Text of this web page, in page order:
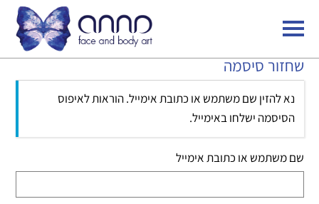
שחזור סיסמה
נא להזין שם משתמש או כתובת אימייל. הוראות לאיפוס
הסיסמה ישלחו באימייל.
שם משתמש או כתובת אימייל